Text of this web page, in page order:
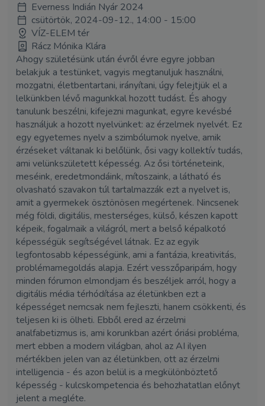
Everness Indián Nyár 2024
csütörtök, 2024-09-12., 14:00 - 15:00
VÍZ-ELEM tér
Rácz Mónika Klára
Ahogy születésünk után évről évre egyre jobban
belakjuk a testünket, vagyis megtanuljuk használni,
mozgatni, életbentartani, irányítani, úgy felejtjük el a
lelkünkben lévő magunkkal hozott tudást. És ahogy
tanulunk beszélni, kifejezni magunkat, egyre kevésbé
használjuk a hozott nyelvünket: az érzelmek nyelvét. Ez
egy egyetemes nyelv a szimbólumok nyelve, amik
érzéseket váltanak ki belőlünk, ősi vagy kollektív tudás,
ami velünkszületett képesség. Az ősi történeteink,
meséink, eredetmondáink, mítoszaink, a látható és
olvasható szavakon túl tartalmazzák ezt a nyelvet is,
amit a gyermekek ösztönösen megértenek. Nincsenek
még földi, digitális, mesterséges, külső, készen kapott
képeik, fogalmaik a világról, mert a belső képalkotó
képességük segítségével látnak. Ez az egyik
legfontosabb képességünk, ami a fantázia, kreativitás,
problémamegoldás alapja. Ezért vesszőparipám, hogy
minden fórumon elmondjam és beszéljek arról, hogy a
digitális média térhódítása az életünkben ezt a
képességet nemcsak nem fejleszti, hanem csökkenti, és
teljesen ki is ölheti. Ebből ered az érzelmi
analfabetizmus is, ami korunkban azért óriási probléma,
mert ebben a modern világban, ahol az AI ilyen
mértékben jelen van az életünkben, ott az érzelmi
intelligencia - és azon belül is a megkülönböztető
képesség - kulcskompetencia és behozhatatlan előnyt
jelent a megléte.